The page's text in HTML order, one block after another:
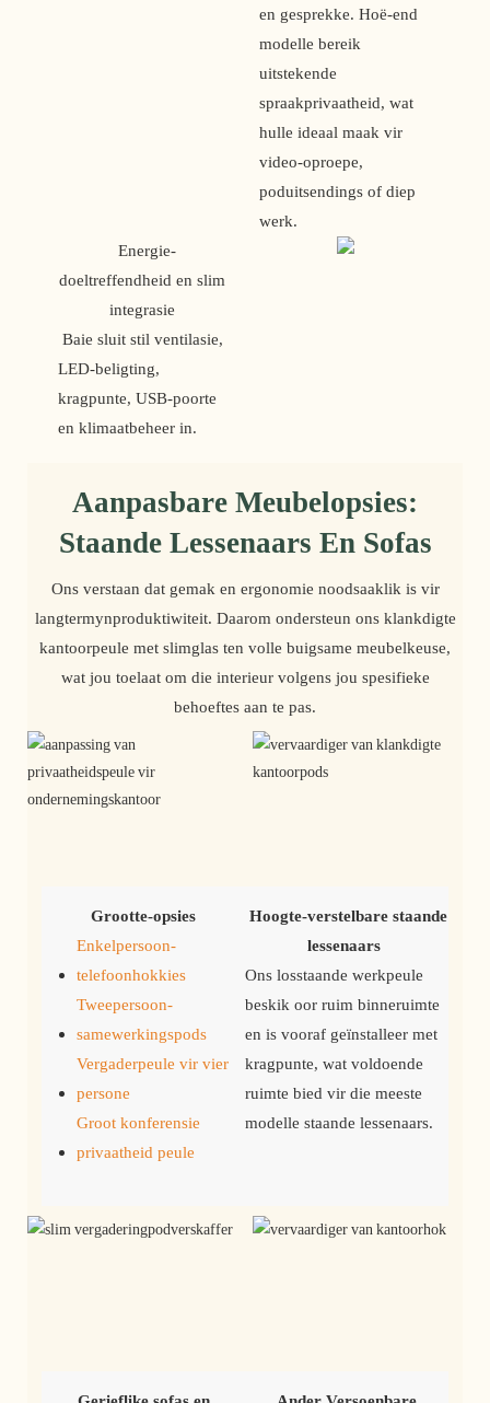
en gesprekke. Hoë-end
modelle bereik
uitstekende
spraakprivaatheid, wat
hulle ideaal maak vir
video-oproepe,
poduitsendings of diep
werk.
doeltreffendheid en slim
integrasie
Baie sluit stil ventilasie,
LED-beligting,
kragpunte, USB-poorte
en klimaatbeheer in.
Aanpasbare Meubelopsies:
Staande Lessenaars En Sofas
Ons verstaan ​​dat gemak en ergonomie noodsaaklik is vir
langtermynproduktiwiteit. Daarom ondersteun ons klankdigte
kantoorpeule met slimglas ten volle buigsame meubelkeuse,
wat jou toelaat om die interieur volgens jou spesifieke
behoeftes aan te pas.
Grootte-opsies
Enkelpersoon-
telefoonhokkies
Tweepersoon-
samewerkingspods
Vergaderpeule vir vier
persone
Groot konferensie
privaatheid peule
Hoogte-verstelbare staande
lessenaars
Ons losstaande werkpeule
beskik oor ruim binneruimte
en is vooraf geïnstalleer met
kragpunte, wat voldoende
ruimte bied vir die meeste
modelle staande lessenaars.